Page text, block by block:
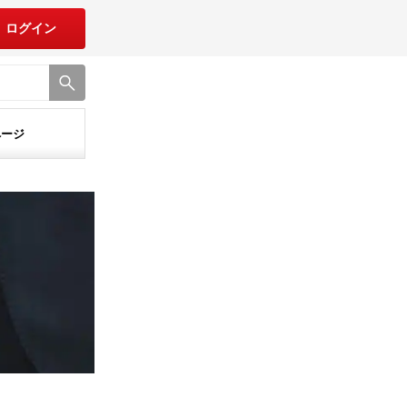
ログイン
ジ